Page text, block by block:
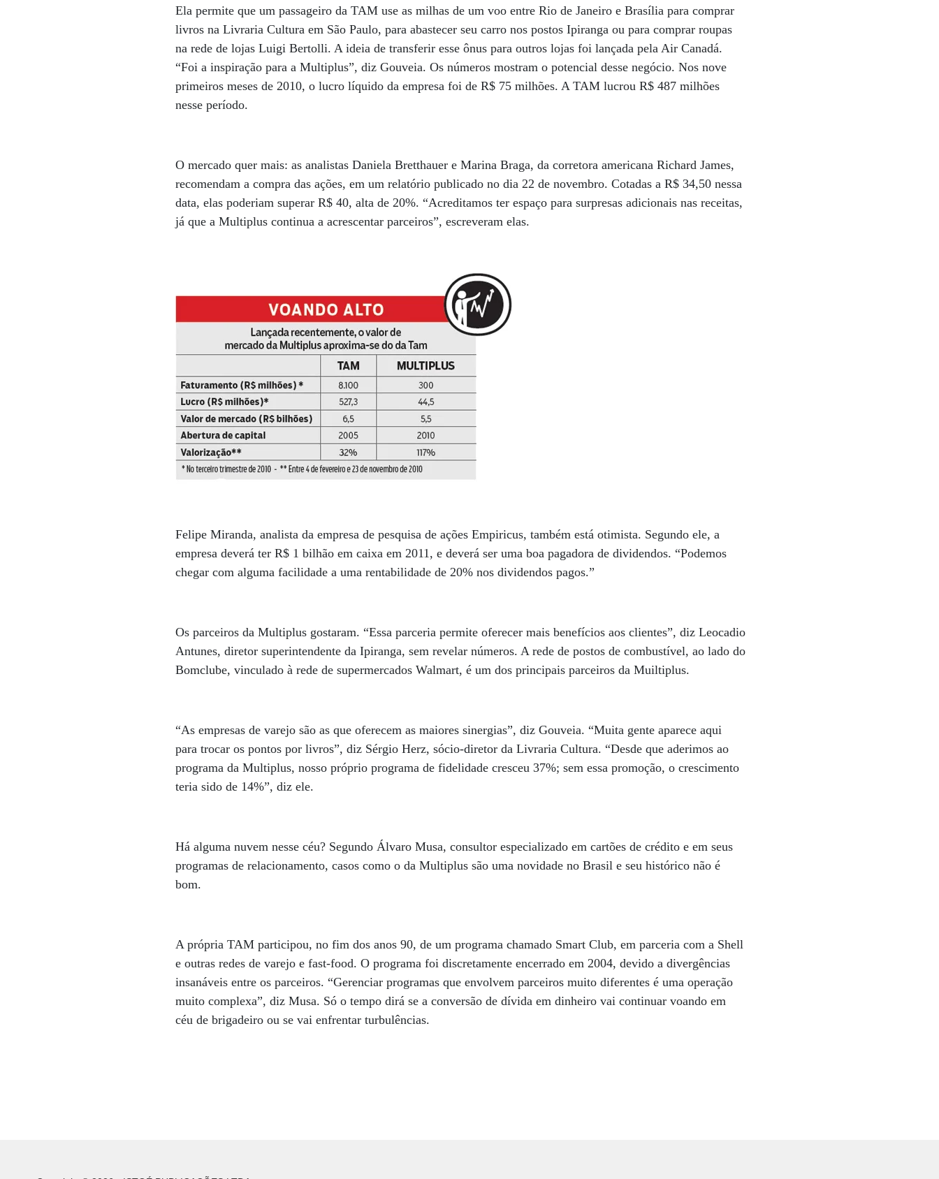
Ela permite que um passageiro da TAM use as milhas de um voo entre Rio de Janeiro e Brasília para comprar
livros na Livraria Cultura em São Paulo, para abastecer seu carro nos postos Ipiranga ou para comprar roupas
na rede de lojas Luigi Bertolli. A ideia de transferir esse ônus para outros lojas foi lançada pela Air Canadá.
“Foi a inspiração para a Multiplus”, diz Gouveia. Os números mostram o potencial desse negócio. Nos nove
primeiros meses de 2010, o lucro líquido da empresa foi de R$ 75 milhões. A TAM lucrou R$ 487 milhões
nesse período.
O mercado quer mais: as analistas Daniela Bretthauer e Marina Braga, da corretora americana Richard James,
recomendam a compra das ações, em um relatório publicado no dia 22 de novembro. Cotadas a R$ 34,50 nessa
data, elas poderiam superar R$ 40, alta de 20%. “Acreditamos ter espaço para surpresas adicionais nas receitas,
já que a Multiplus continua a acrescentar parceiros”, escreveram elas.
Felipe Miranda, analista da empresa de pesquisa de ações Empiricus, também está otimista. Segundo ele, a
empresa deverá ter R$ 1 bilhão em caixa em 2011, e deverá ser uma boa pagadora de dividendos. “Podemos
chegar com alguma facilidade a uma rentabilidade de 20% nos dividendos pagos.”
Os parceiros da Multiplus gostaram. “Essa parceria permite oferecer mais benefícios aos clientes”, diz Leocadio
Antunes, diretor superintendente da Ipiranga, sem revelar números. A rede de postos de combustível, ao lado do
Bomclube, vinculado à rede de supermercados Walmart, é um dos principais parceiros da Muiltiplus.
“As empresas de varejo são as que oferecem as maiores sinergias”, diz Gouveia. “Muita gente aparece aqui
para trocar os pontos por livros”, diz Sérgio Herz, sócio-diretor da Livraria Cultura. “Desde que aderimos ao
programa da Multiplus, nosso próprio programa de fidelidade cresceu 37%; sem essa promoção, o crescimento
teria sido de 14%”, diz ele.
Há alguma nuvem nesse céu? Segundo Álvaro Musa, consultor especializado em cartões de crédito e em seus
programas de relacionamento, casos como o da Multiplus são uma novidade no Brasil e seu histórico não é
bom.
A própria TAM participou, no fim dos anos 90, de um programa chamado Smart Club, em parceria com a Shell
e outras redes de varejo e fast-food. O programa foi discretamente encerrado em 2004, devido a divergências
insanáveis entre os parceiros. “Gerenciar programas que envolvem parceiros muito diferentes é uma operação
muito complexa”, diz Musa. Só o tempo dirá se a conversão de dívida em dinheiro vai continuar voando em
céu de brigadeiro ou se vai enfrentar turbulências.